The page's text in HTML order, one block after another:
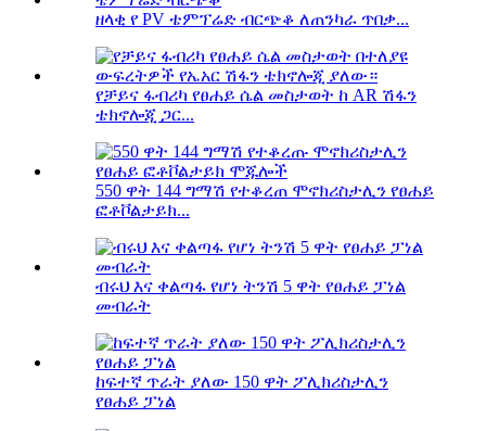
ዘላቂ የ PV ቴምፕሬድ ብርጭቆ ለጠንካራ ጥበቃ...
የቻይና ፋብሪካ የፀሐይ ሴል መስታወት ከ AR ሽፋን
ቴክኖሎጂ ጋር...
550 ዋት 144 ግማሽ የተቆረጠ ሞኖክሪስታሊን የፀሐይ
ፎቶቮልታይክ...
ብሩህ እና ቀልጣፋ የሆነ ትንሽ 5 ዋት የፀሐይ ፓነል
መብራት
ከፍተኛ ጥራት ያለው 150 ዋት ፖሊክሪስታሊን
የፀሐይ ፓነል